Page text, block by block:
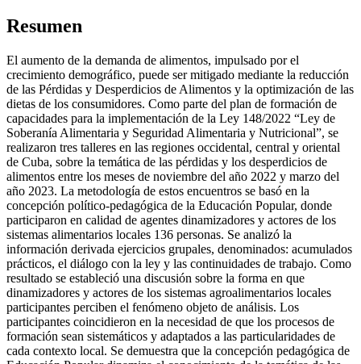
Resumen
El aumento de la demanda de alimentos, impulsado por el
crecimiento demográfico, puede ser mitigado mediante la reducción
de las Pérdidas y Desperdicios de Alimentos y la optimización de las
dietas de los consumidores. Como parte del plan de formación de
capacidades para la implementación de la Ley 148/2022 “Ley de
Soberanía Alimentaria y Seguridad Alimentaria y Nutricional”, se
realizaron tres talleres en las regiones occidental, central y oriental
de Cuba, sobre la temática de las pérdidas y los desperdicios de
alimentos entre los meses de noviembre del año 2022 y marzo del
año 2023. La metodología de estos encuentros se basó en la
concepción político-pedagógica de la Educación Popular, donde
participaron en calidad de agentes dinamizadores y actores de los
sistemas alimentarios locales 136 personas. Se analizó la
información derivada ejercicios grupales, denominados: acumulados
prácticos, el diálogo con la ley y las continuidades de trabajo. Como
resultado se estableció una discusión sobre la forma en que
dinamizadores y actores de los sistemas agroalimentarios locales
participantes perciben el fenómeno objeto de análisis. Los
participantes coincidieron en la necesidad de que los procesos de
formación sean sistemáticos y adaptados a las particularidades de
cada contexto local. Se demuestra que la concepción pedagógica de